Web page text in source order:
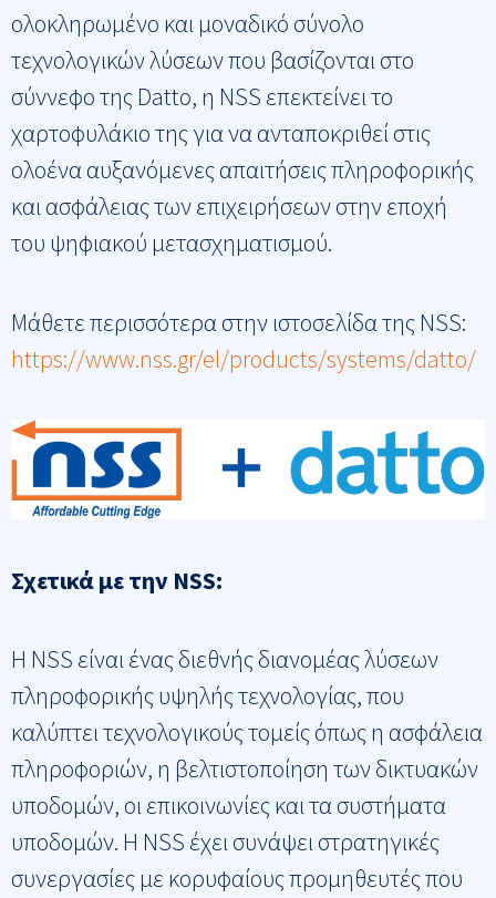
ολοκληρωμένο και μοναδικό σύνολο
τεχνολογικών λύσεων που βασίζονται στο
σύννεφο της Datto, η NSS επεκτείνει το
χαρτοφυλάκιο της για να ανταποκριθεί στις
ολοένα αυξανόμενες απαιτήσεις πληροφορικής
και ασφάλειας των επιχειρήσεων στην εποχή
του ψηφιακού μετασχηματισμού.
Μάθετε περισσότερα στην ιστοσελίδα της NSS:
https://www.nss.gr/el/products/systems/datto/
Σχετικά με την NSS:
Η NSS είναι ένας διεθνής διανομέας λύσεων
πληροφορικής υψηλής τεχνολογίας, που
καλύπτει τεχνολογικούς τομείς όπως η ασφάλεια
πληροφοριών, η βελτιστοποίηση των δικτυακών
υποδομών, οι επικοινωνίες και τα συστήματα
υποδομών. Η NSS έχει συνάψει στρατηγικές
συνεργασίες με κορυφαίους προμηθευτές που